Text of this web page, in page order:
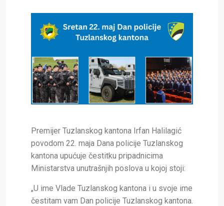
Premijer Tuzlanskog kantona Irfan Halilagić
povodom 22. maja Dana policije Tuzlanskog
kantona upućuje čestitku pripadnicima
Ministarstva unutrašnjih poslova u kojoj stoji:
„U ime Vlade Tuzlanskog kantona i u svoje ime
čestitam vam Dan policije Tuzlanskog kantona.